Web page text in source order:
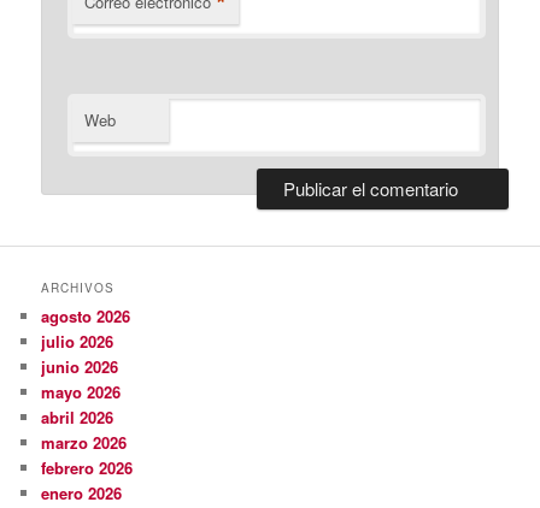
Web
ARCHIVOS
agosto 2026
julio 2026
junio 2026
mayo 2026
abril 2026
marzo 2026
febrero 2026
enero 2026